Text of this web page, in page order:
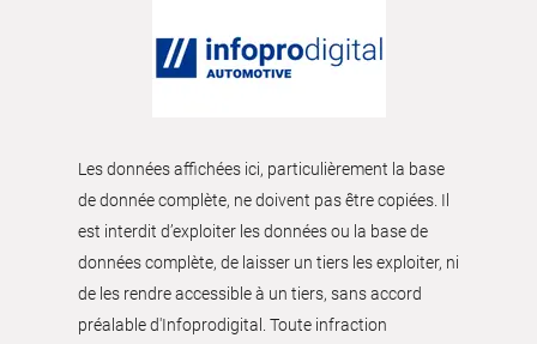
Les données affichées ici, particulièrement la base
de donnée complète, ne doivent pas être copiées. Il
est interdit d’exploiter les données ou la base de
données complète, de laisser un tiers les exploiter, ni
de les rendre accessible à un tiers, sans accord
préalable d'Infoprodigital. Toute infraction